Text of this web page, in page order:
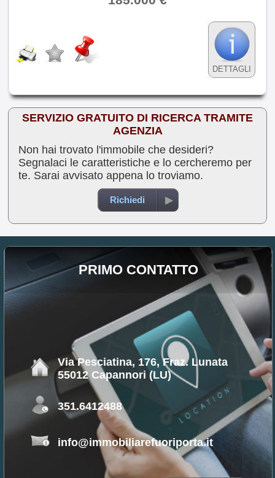
DETTAGLI
SERVIZIO GRATUITO DI RICERCA TRAMITE
AGENZIA
Non hai trovato l'immobile che desideri?
Segnalaci le caratteristiche e lo cercheremo per
te. Sarai avvisato appena lo troviamo.
Richiedi
PRIMO CONTATTO
Via Pesciatina, 176, Fraz. Lunata
55012 Capannori (LU)
351.6412488
info@immobiliarefuoriporta.it